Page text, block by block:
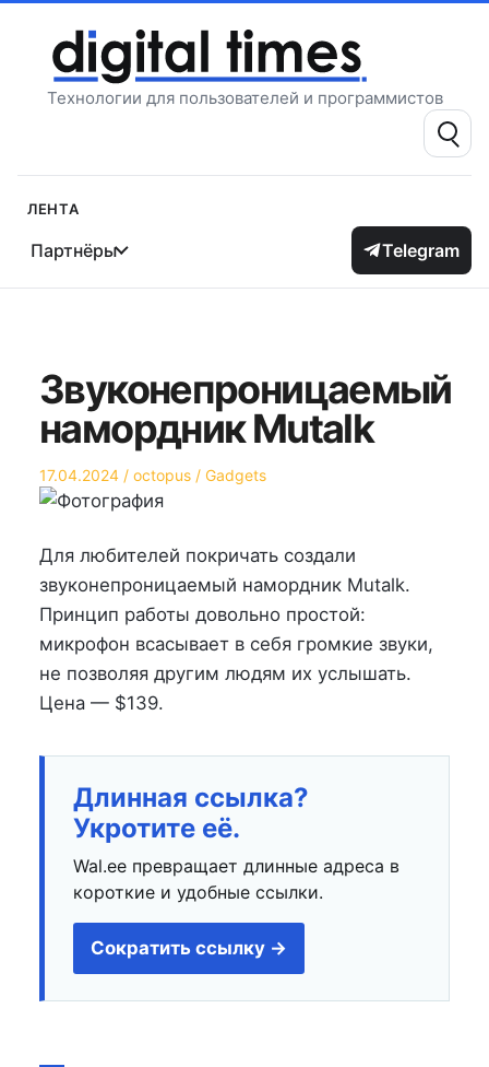
содержимому
Технологии для пользователей и программистов
Поиск:
Лента
Партнёры Telegram
Звуконепроницаемый
намордник Mutalk
Опубликовано
на
17.04.2024 Автор
octopus
Опубликовано
Gadgets
Для любителей покричать создали
звуконепроницаемый намордник Mutalk.
Принцип работы довольно простой:
микрофон всасывает в себя громкие звуки,
не позволяя другим людям их услышать.
Цена — $139.
Длинная ссылка?
Укротите её.
Wal.ee превращает длинные адреса в
короткие и удобные ссылки.
Сократить ссылку →